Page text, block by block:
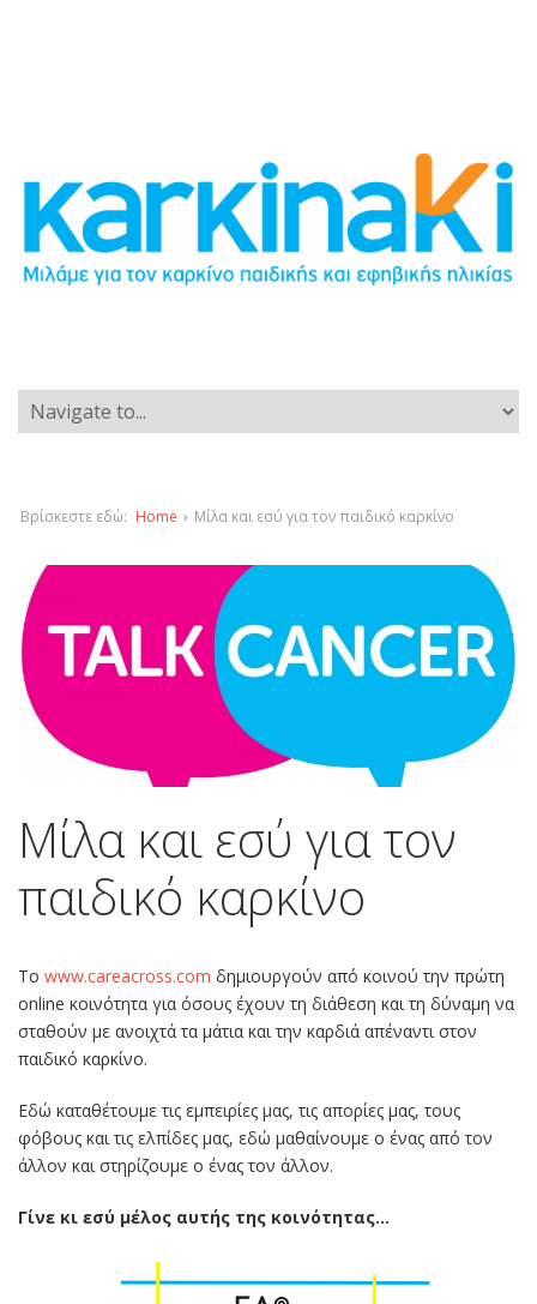
Βρίσκεστε εδώ: Home › Mίλα και εσύ για τον παιδικό καρκίνο
Mίλα και εσύ για τον
παιδικό καρκίνο
Το www.careacross.com δημιουργούν από κοινού την πρώτη
online κοινότητα για όσους έχουν τη διάθεση και τη δύναμη να
σταθούν με ανοιχτά τα μάτια και την καρδιά απέναντι στον
παιδικό καρκίνο.
Εδώ καταθέτουμε τις εμπειρίες μας, τις απορίες μας, τους
φόβους και τις ελπίδες μας, εδώ μαθαίνουμε ο ένας από τον
άλλον και στηρίζουμε ο ένας τον άλλον.
Γίνε κι εσύ μέλος αυτής της κοινότητας…